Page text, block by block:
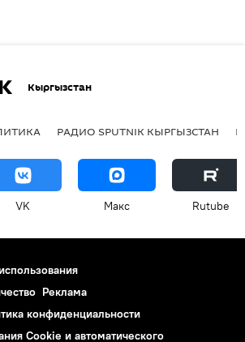
Кыргызстан
РАДИО SPUTNIK КЫРГЫЗСТАН
VK Макс Rutube
Реклама
конфиденциальности
Cookie и автоматического